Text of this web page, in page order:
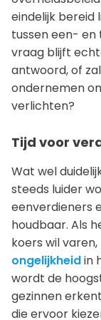
eindelijk bereid
tussen een- en
vraag blijft
antwoord, of
ondernemen
verlichten?
Tijd voor
Wat wel
steeds luider
eenverdieners
houdbaar. Als
koers wil
ongelijkheidin
wordt de
gezinnen
die ervoor